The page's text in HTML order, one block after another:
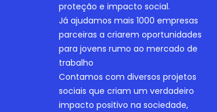
proteção e impacto social.
Já ajudamos mais 1000 empresas
parceiras a criarem oportunidades
para jovens rumo ao mercado de
trabalho
Contamos com diversos projetos
sociais que criam um verdadeiro
impacto positivo na sociedade,